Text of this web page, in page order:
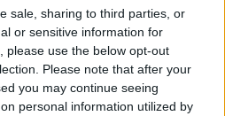
sale, sharing to third parties, or
or sensitive information for
please use the below opt-out
Please note that after your
you may continue seeing
personal information utilized by